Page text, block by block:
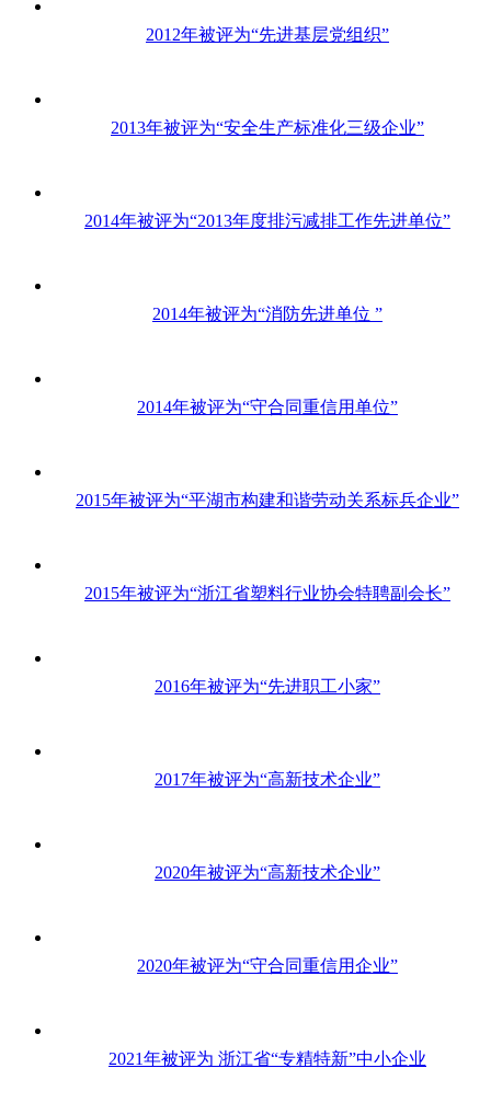
2012年被评为“先进基层党组织”
2013年被评为“安全生产标准化三级企业”
2014年被评为“2013年度排污减排工作先进单位”
2014年被评为“消防先进单位 ”
2014年被评为“守合同重信用单位”
2015年被评为“平湖市构建和谐劳动关系标兵企业”
2015年被评为“浙江省塑料行业协会特聘副会长”
2016年被评为“先进职工小家”
2017年被评为“高新技术企业”
2020年被评为“高新技术企业”
2020年被评为“守合同重信用企业”
2021年被评为 浙江省“专精特新”中小企业